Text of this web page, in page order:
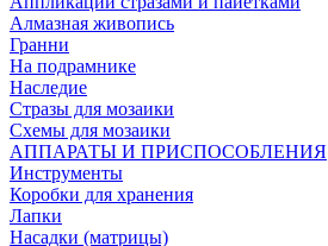
Алмазная живопись
Гранни
На подрамнике
Наследие
Стразы для мозаики
Схемы для мозаики
АППАРАТЫ И ПРИСПОСОБЛЕНИЯ
Инструменты
Коробки для хранения
Лапки
Насадки (матрицы)